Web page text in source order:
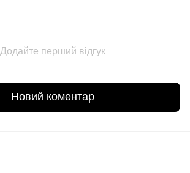
Додайте перший відгук
Новий коментар